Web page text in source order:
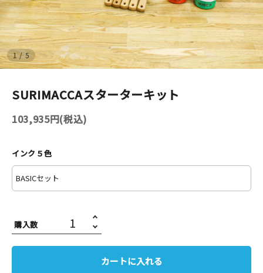
印刷見本
シルクスクリーン
雑貨
本
1/5
SURIMACCAスターターキット
103,935円(税込)
インク５色
購入数
カートに入れる